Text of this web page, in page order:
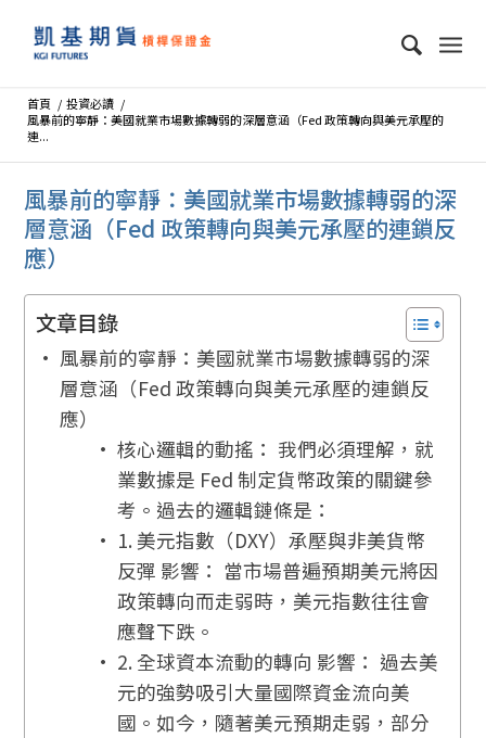
首頁 / 投資必讀 /
風暴前的寧靜：美國就業市場數據轉弱的深層意涵（Fed 政策轉向與美元承壓的
連...
風暴前的寧靜：美國就業市場數據轉弱的深
層意涵（Fed 政策轉向與美元承壓的連鎖反
應）
文章目錄
風暴前的寧靜：美國就業市場數據轉弱的深
層意涵（Fed 政策轉向與美元承壓的連鎖反
應）
核心邏輯的動搖： 我們必須理解，就
業數據是 Fed 制定貨幣政策的關鍵參
考。過去的邏輯鏈條是：
1. 美元指數（DXY）承壓與非美貨幣
反彈 影響： 當市場普遍預期美元將因
政策轉向而走弱時，美元指數往往會
應聲下跌。
2. 全球資本流動的轉向 影響： 過去美
元的強勢吸引大量國際資金流向美
國。如今，隨著美元預期走弱，部分